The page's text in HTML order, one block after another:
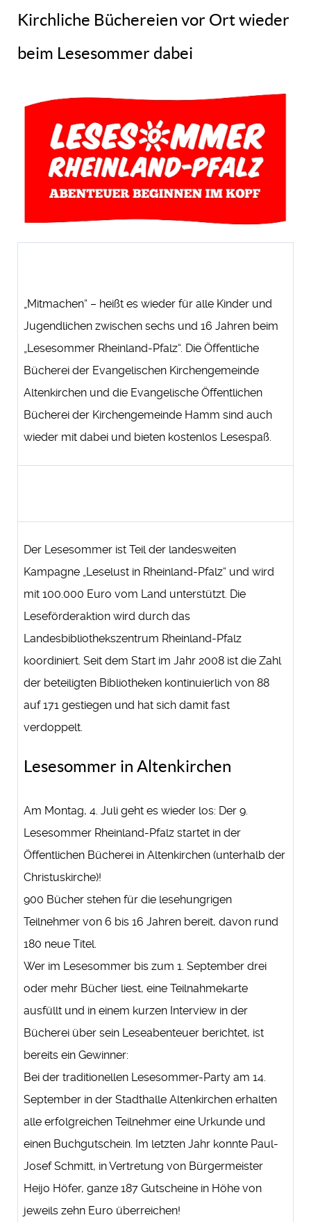
Kirchliche Büchereien vor Ort wieder
beim Lesesommer dabei
„Mitmachen“ – heißt es wieder für alle Kinder und
Jugendlichen zwischen sechs und 16 Jahren beim
„Lesesommer Rheinland-Pfalz“. Die Öffentliche
Bücherei der Evangelischen Kirchengemeinde
Altenkirchen und die Evangelische Öffentlichen
Bücherei der Kirchengemeinde Hamm sind auch
wieder mit dabei und bieten kostenlos Lesespaß.
Der Lesesommer ist Teil der landesweiten
Kampagne „Leselust in Rheinland-Pfalz“ und wird
mit 100.000 Euro vom Land unterstützt. Die
Leseförderaktion wird durch das
Landesbibliothekszentrum Rheinland-Pfalz
koordiniert. Seit dem Start im Jahr 2008 ist die Zahl
der beteiligten Bibliotheken kontinuierlich von 88
auf 171 gestiegen und hat sich damit fast
verdoppelt.
Lesesommer in Altenkirchen
Am Montag, 4. Juli geht es wieder los: Der 9.
Lesesommer Rheinland-Pfalz startet in der
Öffentlichen Bücherei in Altenkirchen (unterhalb der
Christuskirche)!
900 Bücher stehen für die lesehungrigen
Teilnehmer von 6 bis 16 Jahren bereit, davon rund
180 neue Titel.
Wer im Lesesommer bis zum 1. September drei
oder mehr Bücher liest, eine Teilnahmekarte
ausfüllt und in einem kurzen Interview in der
Bücherei über sein Leseabenteuer berichtet, ist
bereits ein Gewinner:
Bei der traditionellen Lesesommer-Party am 14.
September in der Stadthalle Altenkirchen erhalten
alle erfolgreichen Teilnehmer eine Urkunde und
einen Buchgutschein. Im letzten Jahr konnte Paul-
Josef Schmitt, in Vertretung von Bürgermeister
Heijo Höfer, ganze 187 Gutscheine in Höhe von
jeweils zehn Euro überreichen!